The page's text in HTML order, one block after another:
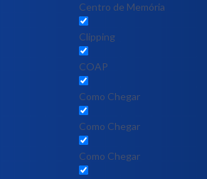
Centro de Memória
Clipping
COAP
Como Chegar
Como Chegar
Como Chegar